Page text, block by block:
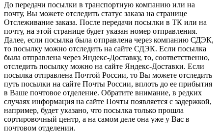
До передачи посылки в транспортную компанию или на
почту, Вы можете отследить статус заказа на странице
Отслеживание заказа. После передачи посылки в ТК или на
почту, на этой странице будет указан номер отправления.
Далее, если посылка была отправлена через компанию СДЭК,
то посылку можно отследить на сайте СДЭК. Если посылка
была отправлена через Яндекс-Доставку, то, соответственно,
отследить посылку можно на сайте Яндекс-Доставки. Если
посылка отправлена Почтой России, то Вы можете отследить
путь посылки на сайте Почты России, вплоть до ее прибытия
в Ваше почтовое отделение. Обратите внимание, в редких
случаях информация на сайте Почты появляется с задержкой,
например, будет указано, что посылка только прошла
сортировочный центр, а на самом деле она уже у Вас в
почтовом отделении.